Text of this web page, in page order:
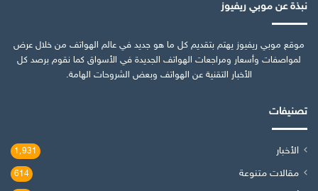
نبذة عن موبي ريفيوز
موقع موبي ريفيوز يهتم بتقديم كل ما هو جديد في عالم الهواتف من خلال عرض
لمواصفات وأسعار ومراجعات الهواتف الجديدة في الأسواق كما نقوم برصد كل
الأخبار التقنية عن الهواتف وبعض الشروحات الهامة.
تصنيفات
الأخبار 1٬931
مقالات متنوعة 614